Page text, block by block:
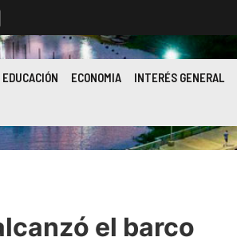
EDUCACIÓN ECONOMIA INTERÉS GENERAL
el barco